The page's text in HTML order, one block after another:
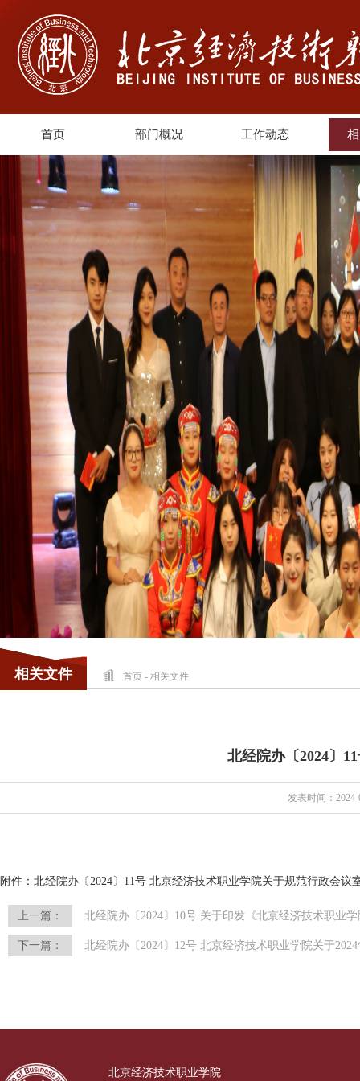
首页 部门概况 工作动态
相关文件 首页 - 相关文件
北经院办〔2024〕
发表时间：2024-
附件： 北经院办〔2024〕11号 北京经济技术职业学院关于规范行政会议
上一篇： 北经院办〔2024〕10号 关于印发《北京经济技术职业
下一篇： 北经院办〔2024〕12号 北京经济技术职业学院关于
北京经济技术职业学院